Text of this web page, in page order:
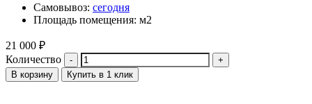
Самовывоз: сегодня
Площадь помещения: м2
21 000 ₽
Количество
В корзину Купить в 1 клик